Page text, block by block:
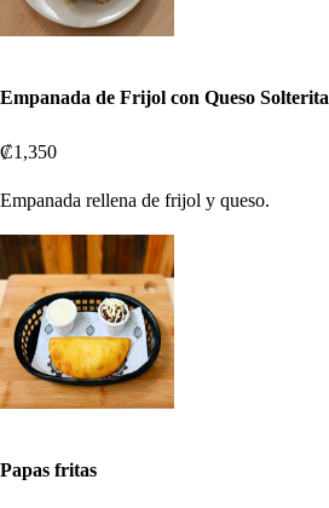
Empanada de Frijol con Queso Solterita
₡1,350
Empanada rellena de frijol y queso.
Papas fritas